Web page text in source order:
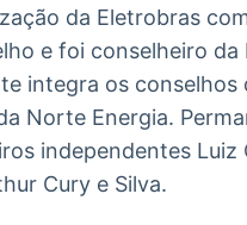
headlines de
notícias
Broadcast
da Eletrobras
e foi conselheiro da
integra os conselhos
Norte Energia.
independentes Luiz
Cury e Silva.